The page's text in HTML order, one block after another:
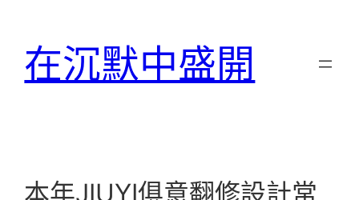
在沉默中盛開
本年JIUYI俱意翻修設計常